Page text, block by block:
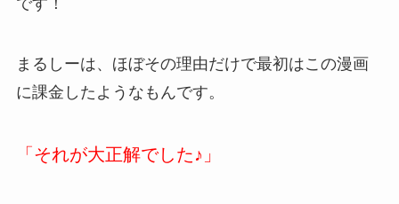
です！
まるしーは、ほぼその理由だけで最初はこの漫画
に課金したようなもんです。
「それが大正解でした♪」